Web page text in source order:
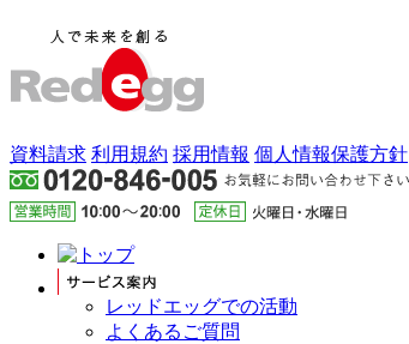
資料請求 利用規約 採用情報 個人情報保護方針
レッドエッグでの活動
よくあるご質問